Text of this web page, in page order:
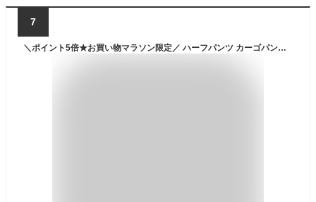
7
＼ポイント5倍★お買い物マラソン限定／ ハーフパンツ カーゴパンツ ウエストゴム チノ素材【D7H】【送料無料】【ゆうパケット】【メンズ】【mens】